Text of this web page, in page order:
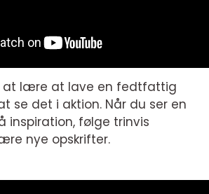
at lære at lave en fedtfattig
se det i aktion. Når du ser en
inspiration, følge trinvis
nye opskrifter.